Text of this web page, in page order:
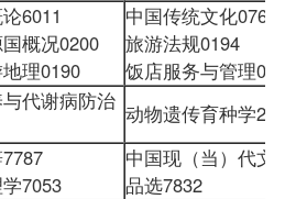
6011
概况0200
理0190
中国传统文化0769
旅游法规0194
饭店服务与管理
代谢病防治 动物遗传育种学
7053
中国现（当）代文
品选7832